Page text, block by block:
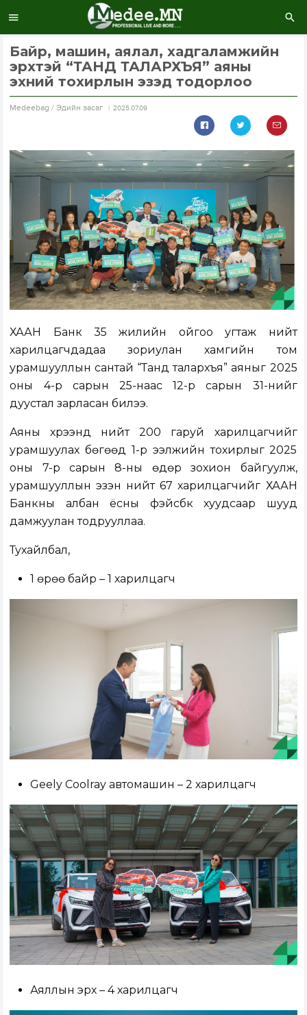
Байр, машин, аялал, хадгаламжийн
эрхтэй “ТАНД ТАЛАРХЪЯ” аяны
эхний тохирлын эзэд тодорлоо
Medeebag / Эдийн засаг 2025.07.09
ХААН Банк 35 жилийн ойгоо угтаж нийт
харилцагчдадаа зориулан хамгийн том
урамшууллын сантай “Танд талархъя” аяныг 2025
оны 4-р сарын 25-наас 12-р сарын 31-нийг
дуустал зарласан билээ.
Аяны хүрээнд нийт 200 гаруй харилцагчийг
урамшуулах бөгөөд 1-р ээлжийн тохирлыг 2025
оны 7-р сарын 8-ны өдөр зохион байгуулж,
урамшууллын эзэн нийт 67 харилцагчийг ХААН
Банкны албан ёсны фэйсбүүк хуудсаар шууд
дамжуулан тодрууллаа.
Тухайлбал,
1 өрөө байр – 1 харилцагч
Geely Coolray автомашин – 2 харилцагч
Аяллын эрх – 4 харилцагч